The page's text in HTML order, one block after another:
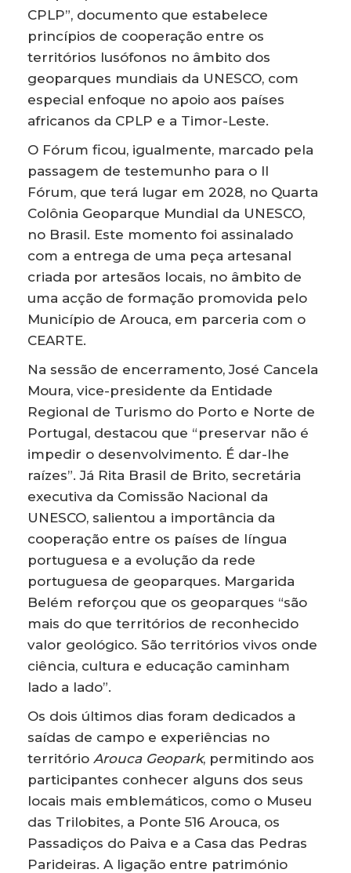
CPLP”, documento que estabelece
princípios de cooperação entre os
territórios lusófonos no âmbito dos
geoparques mundiais da UNESCO, com
especial enfoque no apoio aos países
africanos da CPLP e a Timor-Leste.
O Fórum ficou, igualmente, marcado pela
passagem de testemunho para o II
Fórum, que terá lugar em 2028, no Quarta
Colônia Geoparque Mundial da UNESCO,
no Brasil. Este momento foi assinalado
com a entrega de uma peça artesanal
criada por artesãos locais, no âmbito de
uma acção de formação promovida pelo
Município de Arouca, em parceria com o
CEARTE.
Na sessão de encerramento, José Cancela
Moura, vice-presidente da Entidade
Regional de Turismo do Porto e Norte de
Portugal, destacou que “preservar não é
impedir o desenvolvimento. É dar-lhe
raízes”. Já Rita Brasil de Brito, secretária
executiva da Comissão Nacional da
UNESCO, salientou a importância da
cooperação entre os países de língua
portuguesa e a evolução da rede
portuguesa de geoparques. Margarida
Belém reforçou que os geoparques “são
mais do que territórios de reconhecido
valor geológico. São territórios vivos onde
ciência, cultura e educação caminham
lado a lado”.
Os dois últimos dias foram dedicados a
saídas de campo e experiências no
território Arouca Geopark, permitindo aos
participantes conhecer alguns dos seus
locais mais emblemáticos, como o Museu
das Trilobites, a Ponte 516 Arouca, os
Passadiços do Paiva e a Casa das Pedras
Parideiras. A ligação entre património